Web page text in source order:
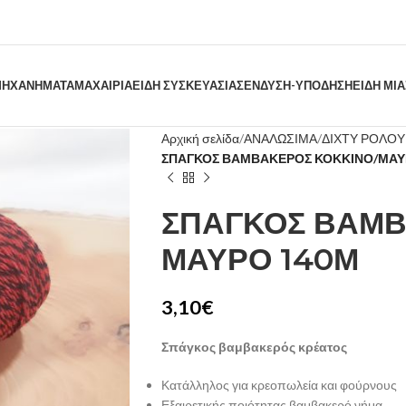
ΜΑΧΑΙΡΙΑΕΙΔΗ ΣΥΣΚΕΥΑΣΙΑΣΕΝΔΥΣΗ-ΥΠΟΔΗΣΗΕΙΔΗ
Αρχική σελίδα ΑΝΑΛΩΣΙΜΑ ΔΙΧΤΥ
ΣΠΑΓΚΟΣ ΒΑΜΒΑΚΕΡΟΣ ΚΟΚΚΙΝΟ/
ΣΠΑΓΚΟΣ
ΜΑΥΡΟ 140Μ
3,10€
Σπάγκος βαμβακερός κρέατος
Κατάλληλος για κρεοπωλεία και φούρνους